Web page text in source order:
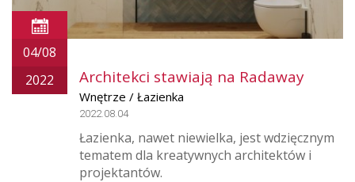
04/08
2022
Architekci stawiają na Radaway
Wnętrze / Łazienka
2022.08.04
Łazienka, nawet niewielka, jest wdzięcznym
tematem dla kreatywnych architektów i
projektantów.